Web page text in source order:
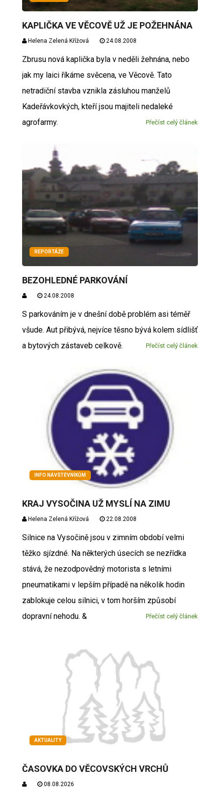
KAPLIČKA VE VĚCOVĚ UŽ JE POŽEHNÁNA
Helena Zelená Křížová 24.08.2008
Zbrusu nová kaplička byla v neděli žehnána, nebo
jak my laici říkáme svěcena, ve Věcově. Tato
netradiční stavba vznikla zásluhou manželů
Kadeřávkovkých, kteří jsou majiteli nedaleké
agrofarmy.
Přečíst celý článek
REPORTÁŽE
BEZOHLEDNÉ PARKOVÁNÍ
24.08.2008
S parkováním je v dnešní době problém asi téměř
všude. Aut přibývá, nejvíce těsno bývá kolem sídlišť
a bytových zástaveb celkově.
Přečíst celý článek
INFO NÁVŠTĚVNÍKŮM
KRAJ VYSOČINA UŽ MYSLÍ NA ZIMU
Helena Zelená Křížová 22.08.2008
Silnice na Vysočině jsou v zimním období velmi
těžko sjízdné. Na některých úsecích se nezřídka
stává, že nezodpovědný motorista s letními
pneumatikami v lepším případě na několik hodin
zablokuje celou silnici, v tom horším způsobí
dopravní nehodu. &
Přečíst celý článek
AKTUALITY
ČASOVKA DO VĚCOVSKÝCH VRCHŮ
08.08.2026